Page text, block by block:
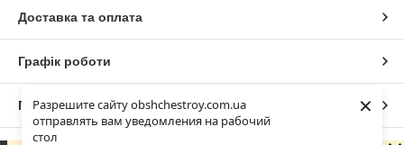
Разрешите сайту obshchestroy.com.ua
отправлять вам уведомления на рабочий
стол
×
Доставка та оплата
Графік роботи
Повна версія сайту